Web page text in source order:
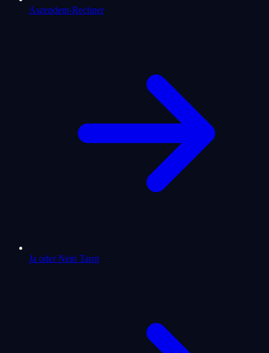
Aszendent-Rechner
Ja oder Nein Tarot